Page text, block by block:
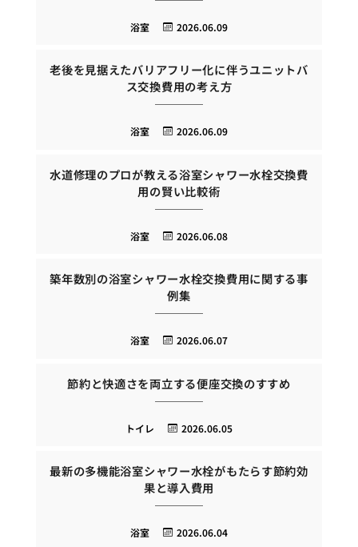
2026.06.09
浴室
老後を見据えたバリアフリー化に伴うユニットバ
ス交換費用の考え方
2026.06.09
浴室
水道修理のプロが教える浴室シャワー水栓交換費
用の賢い比較術
2026.06.08
浴室
築年数別の浴室シャワー水栓交換費用に関する事
例集
2026.06.07
浴室
節約と快適さを両立する便座交換のすすめ
2026.06.05
トイレ
最新の多機能浴室シャワー水栓がもたらす節約効
果と導入費用
2026.06.04
浴室